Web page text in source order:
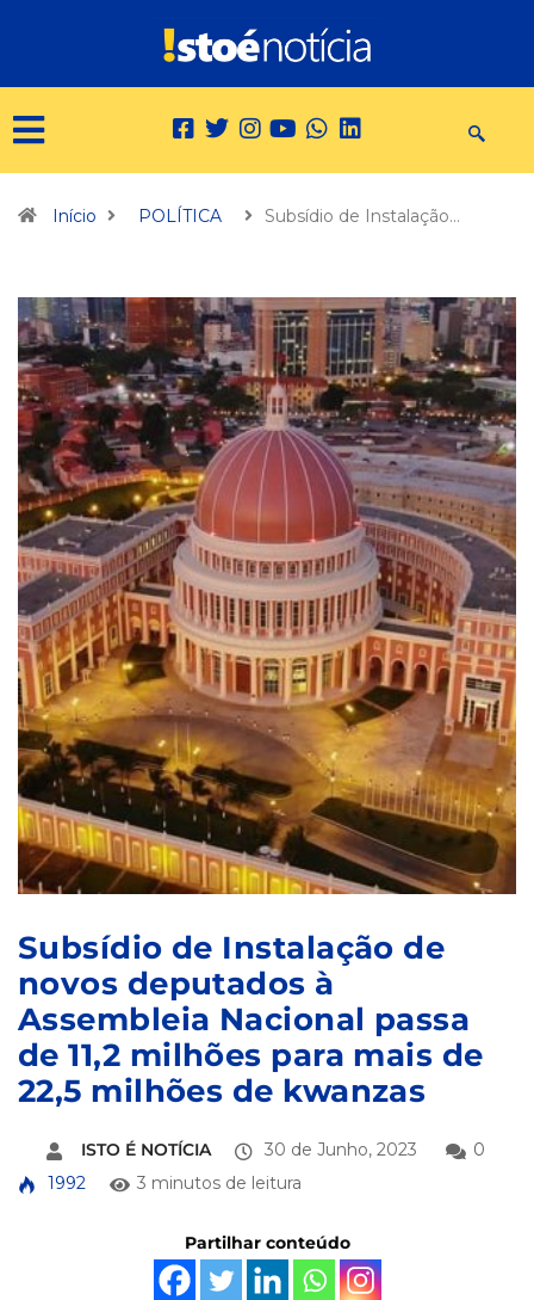
Início POLÍTICA Subsídio de Instalação…
Subsídio de Instalação de
novos deputados à
Assembleia Nacional passa
de 11,2 milhões para mais de
22,5 milhões de kwanzas
ISTO É NOTÍCIA 30 de Junho, 2023
0
1992
3 minutos de leitura
Partilhar conteúdo